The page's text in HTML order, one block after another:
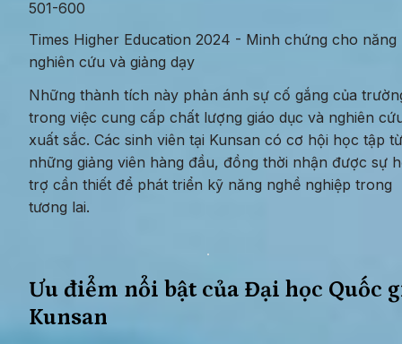
501-600
Times Higher Education 2024 - Minh chứng cho năng
nghiên cứu và giảng dạy
Những thành tích này phản ánh sự cố gắng của
trong việc cung cấp chất lượng giáo dục và nghiên
xuất sắc. Các sinh viên tại Kunsan có cơ hội học tập từ
những giảng viên hàng đầu, đồng thời nhận được sự
trợ cần thiết để phát triển kỹ năng nghề nghiệp trong
tương lai.
Ưu điểm nổi bật của Đại học Quốc
Kunsan